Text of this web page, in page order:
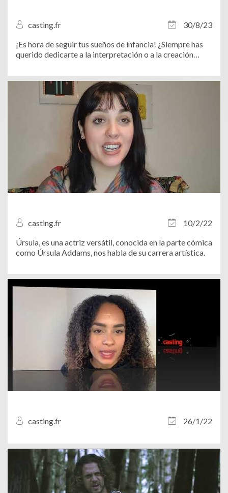
casting.fr
30/8/23
¡Es hora de seguir tus sueños de infancia! ¿Siempre has
querido dedicarte a la interpretación o a la creación
Casting.es te invitamos a descubrir y a formar parte de la
prestigiosa escuela MADS (Madrid...
casting.fr
10/2/22
Úrsula, es una actriz versátil, conocida en la parte cómica
como Úrsula Addams, nos habla de su carrera artística.
casting.fr 26/1/22